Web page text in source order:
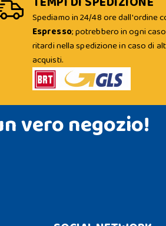
Spediamo in 24/48 ore dall'ordine
Espresso; potrebbero in ogni
ritardi nella spedizione in caso di
acquisti.
vero negozio!